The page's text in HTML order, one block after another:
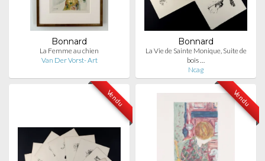
Bonnard
La Femme au chien
Van Der Vorst- Art
Bonnard
La Vie de Sainte Monique, Suite de
bois …
Ncag
Vendu Vendu